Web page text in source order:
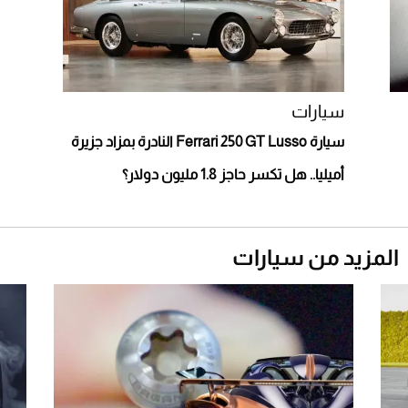
أغلى 10 عطور في العالم للرجال تمنحك فخامة
استثنائية
Aston Martin Valiant: على هوى الأبطال
2026-07-23
سيارات
سيارة Ferrari 250 GT Lusso النادرة بمزاد جزيرة
أميليا.. هل تكسر حاجز 1.8 مليون دولار؟
المزيد من سيارات